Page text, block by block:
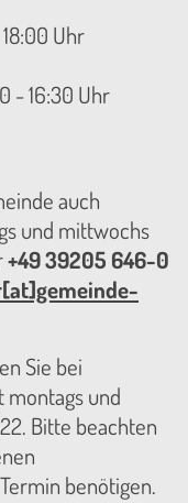
Uhr
- 16:30 Uhr
auch
und mittwochs
+49 39205 646-0
Sie bei
montags und
Bitte beachten
benötigen.